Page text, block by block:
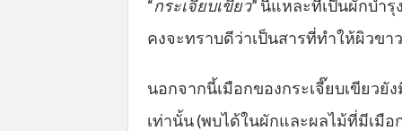
“กระเจี๊ยบเขียว” นี้แหละที่เป็นผักบำ
คงจะทราบดีว่าเป็นสารที่ทำให้ผิวขา
นอกจากนี้เมือกของกระเจี๊ยบเขียวยั
เท่านั้น (พบได้ในผักและผลไม้ที่มีเมือ